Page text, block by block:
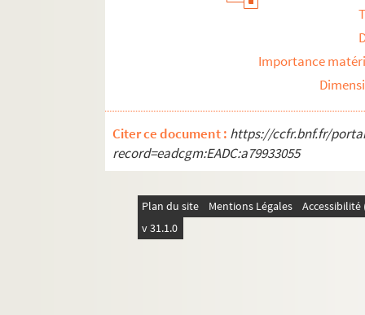
Importance
Citer ce document : https://ccfr.bnf.fr/
record=eadcgm:EADC:a79933055
Plan du site Mentions Légales
v 31.1.0